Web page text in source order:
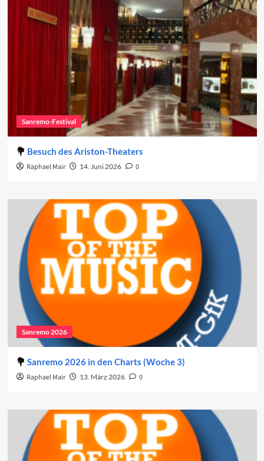
Sanremo-Festival
Besuch des Ariston-Theaters
Raphael Mair 14. Juni 2026 0
Sanremo 2026
Sanremo 2026 in den Charts (Woche 3)
Raphael Mair 13. März 2026 0